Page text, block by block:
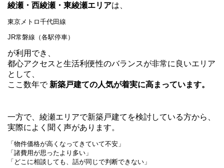
綾瀬・西綾瀬・東綾瀬エリアは、
東京メトロ千代田線
JR常磐線（各駅停車）
が利用でき、
都心アクセスと生活利便性のバランスが非常に良いエリア
として、
ここ数年で 新築戸建ての人気が着実に高まっています。
一方で、綾瀬エリアで新築戸建てを検討している方から、
実際によく聞く声があります。
「物件価格が高くなってきていて不安」
「諸費用が思ったより多い」
「どこに相談しても、話が同じで判断できない」